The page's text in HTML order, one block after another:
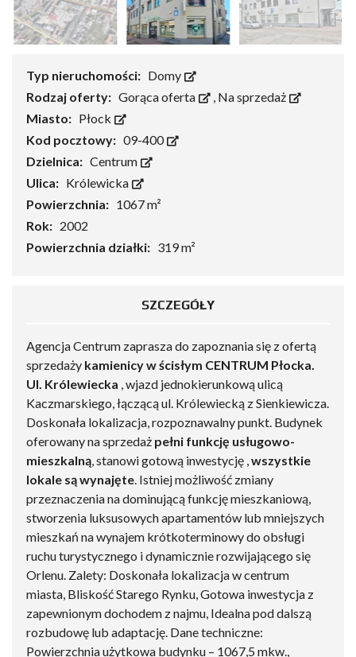
Typ nieruchomości: Domy
Rodzaj oferty: Gorąca oferta , Na sprzedaż
Miasto: Płock
Kod pocztowy: 09-400
Dzielnica: Centrum
Ulica: Królewicka
Powierzchnia: 1067 m²
Rok: 2002
Powierzchnia działki: 319 m²
SZCZEGÓŁY
Agencja Centrum zaprasza do zapoznania się z ofertą
sprzedaży kamienicy w ścisłym CENTRUM Płocka.
Ul. Królewiecka , wjazd jednokierunkową ulicą
Kaczmarskiego, łączącą ul. Królewiecką z Sienkiewicza.
Doskonała lokalizacja, rozpoznawalny punkt. Budynek
oferowany na sprzedaż pełni funkcję usługowo-
mieszkalną, stanowi gotową inwestycję ,wszystkie
lokale są wynajęte. Istniej możliwość zmiany
przeznaczenia na dominującą funkcję mieszkaniową,
stworzenia luksusowych apartamentów lub mniejszych
mieszkań na wynajem krótkoterminowy do obsługi
ruchu turystycznego i dynamicznie rozwijającego się
Orlenu. Zalety: Doskonała lokalizacja w centrum
miasta, Bliskość Starego Rynku, Gotowa inwestycja z
zapewnionym dochodem z najmu, Idealna pod dalszą
rozbudowę lub adaptację. Dane techniczne:
Powierzchnia użytkowa budynku – 1067,5 mkw.,